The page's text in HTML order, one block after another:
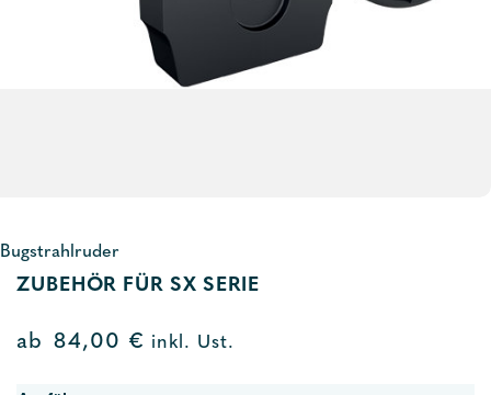
Bugstrahlruder
ZUBEHÖR FÜR SX SERIE
ab 84,00 € inkl. Ust.